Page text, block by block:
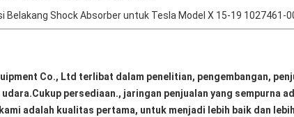
Belakang Shock Absorber untuk Tesla Model X 15-19 1027461-
Co., Ltd terlibat dalam penelitian, pengembangan,
persediaan., jaringan penjualan yang sempurna
adalah kualitas pertama, untuk menjadi lebih baik dan